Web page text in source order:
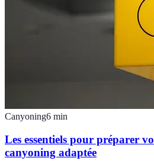
Canyoning6 min
Les essentiels pour préparer
canyoning adaptée